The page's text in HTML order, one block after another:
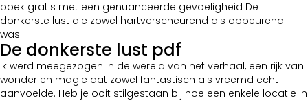
boek gratis met een genuanceerde gevoeligheid De
donkerste lust die zowel hartverscheurend als opbeurend
was.
De donkerste lust pdf
Ik werd meegezogen in de wereld van het verhaal, een rijk van
wonder en magie dat zowel fantastisch als vreemd echt
aanvoelde. Heb je ooit stilgestaan bij hoe een enkele locatie in